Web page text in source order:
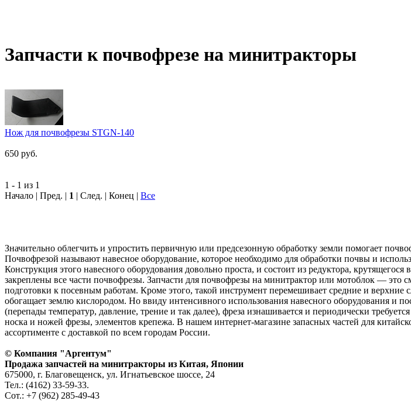
Запчасти к почвофрезе на минитракторы
Нож для почвофрезы STGN-140
650 руб.
1 - 1 из 1
Начало | Пред. | 1 | След. | Конец | Все
Значительно облегчить и упростить первичную или предсезонную обработку земли помогает
Почвофрезой называют навесное оборудование, которое необходимо для обработки почвы и
Конструкция этого навесного оборудования довольно проста, и состоит из редуктора,
закреплены все части почвофрезы. Запчасти для почвофрезы на минитрактор или мотоблок —
подготовки к посевным работам. Кроме этого, такой инструмент перемешивает средние и верхние
обогащает землю кислородом. Но ввиду интенсивного использования навесного оборудования и
(перепады температур, давление, трение и так далее), фреза изнашивается и периодически
носка и ножей фрезы, элементов крепежа. В нашем интернет-магазине запасных частей для
ассортименте с доставкой по всем городам России.
© Компания "Аргентум"
Продажа запчастей на минитракторы из Китая, Японии
675000, г. Благовещенск, ул. Игнатьевское шоссе, 24
Тел.: (4162) 33-59-33.
Сот.: +7 (962) 285-49-43